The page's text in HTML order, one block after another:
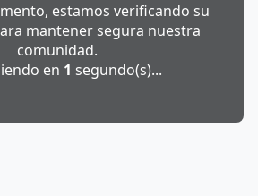
estamos verificando su
mantener segura nuestra
comunidad.
en 1 segundo(s)...